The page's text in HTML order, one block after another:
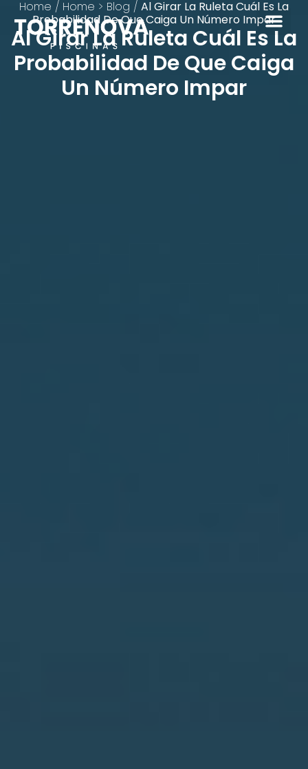
Home / Home > Blog / Al Girar La Ruleta Cuál Es La
Probabilidad De Que Caiga Un Número Impar
Al Girar La Ruleta Cuál Es La
Probabilidad De Que Caiga
Un Número Impar